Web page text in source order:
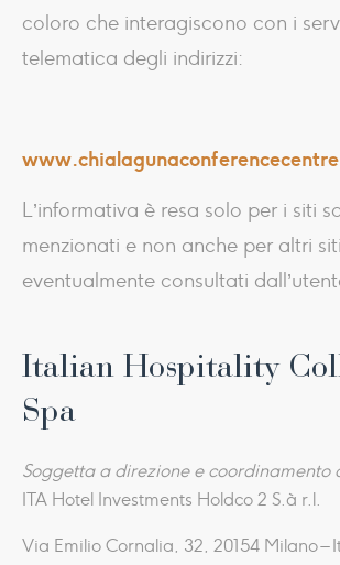
coloro che interagiscono con i
telematica degli indirizzi:
L’informativa è resa solo per i siti
menzionati e non anche per altri
eventualmente consultati
Italian Hospitality
Spa
Soggetta a direzione e coordinamento
ITA Hotel Investments Holdco 2 S.à r.l.
Via Emilio Cornalia, 32, 20154 Milano –